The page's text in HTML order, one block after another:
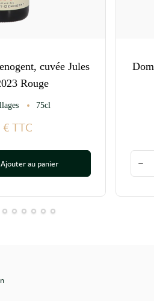
cuvée Jules
Rouge
75cl
€TTC
quantité
Ajouter au panier